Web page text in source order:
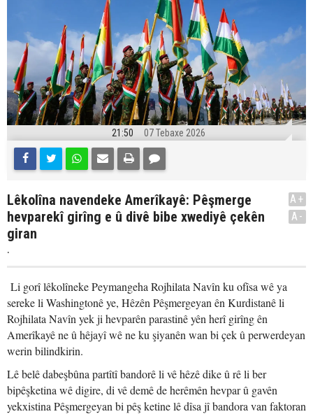
21:50 07 Tebaxe 2026
Lêkolîna navendeke Amerîkayê: Pêşmerge
hevparekî girîng e û divê bibe xwediyê çekên
giran
.
A+
A-
Li gorî lêkolîneke Peymangeha Rojhilata Navîn ku ofîsa wê ya
sereke li Washingtonê ye, Hêzên Pêşmergeyan ên Kurdistanê li
Rojhilata Navîn yek ji hevparên parastinê yên herî girîng ên
Amerîkayê ne û hêjayî wê ne ku şiyanên wan bi çek û perwerdeyan
werin bilindkirin.
Lê belê dabeşbûna partîtî bandorê li vê hêzê dike û rê li ber
bipêşketina wê digire, di vê demê de herêmên hevpar û gavên
yekxistina Pêşmergeyan bi pêş ketine lê dîsa jî bandora van faktoran